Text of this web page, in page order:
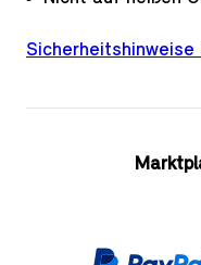
Sicherheitshinweise